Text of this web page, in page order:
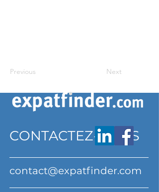
Previous Next
CONTACTEZ-NOUS
contact@expatfinder.com